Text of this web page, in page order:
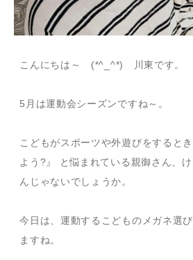
こんにちは～ (*^_^*) 川東です。
5月は運動会シーズンですね～。
こどもがスポーツや外遊びをすると
よう?』 と悩まれている親御さん、
んじゃないでしょうか。
今日は、運動するこどものメガネ選
ますね。